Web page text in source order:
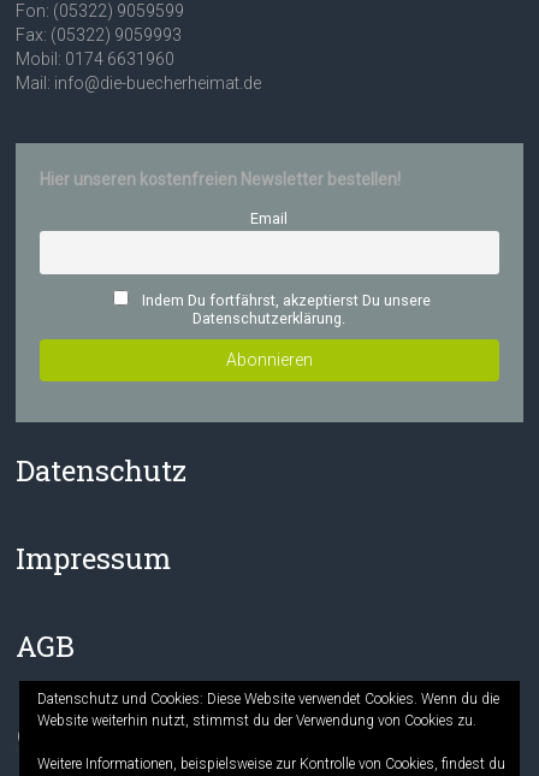
Fon: (05322) 9059599
Fax: (05322) 9059993
Mobil: 0174 6631960
Mail: info@die-buecherheimat.de
Hier unseren kostenfreien Newsletter bestellen!
Email
Indem Du fortfährst, akzeptierst Du unsere
Datenschutzerklärung.
Datenschutz
Impressum
AGB
Facebook
Instagram
Datenschutz und Cookies: Diese Website verwendet Cookies. Wenn du die
Website weiterhin nutzt, stimmst du der Verwendung von Cookies zu.
Weitere Informationen, beispielsweise zur Kontrolle von Cookies, findest du